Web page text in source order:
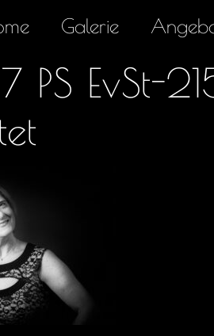
Galerie
PS EvSt-